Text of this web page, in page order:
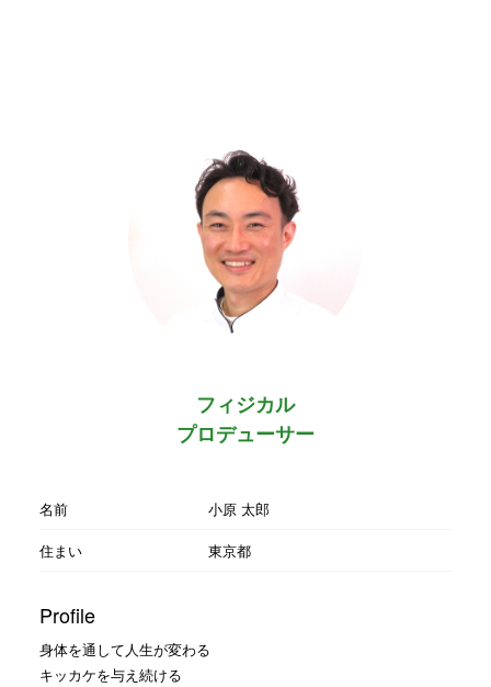
フィジカル
プロデューサー
名前
小原 太郎
住まい
東京都
Profile
身体を通して人生が変わる
キッカケを与え続ける